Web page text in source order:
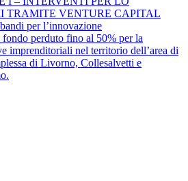
TRAMITE VENTURE CAPITAL
per l’innovazione
perduto fino al 50% per la
imprenditoriali nel territorio dell’area di
di Livorno, Collesalvetti e